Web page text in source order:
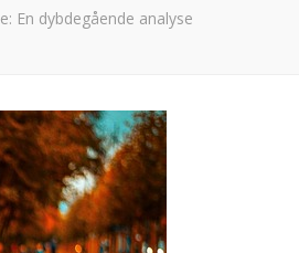
En dybdegående analyse